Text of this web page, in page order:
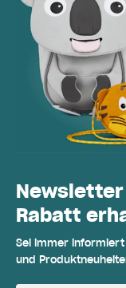
Newsletter
Rabatt
Sei immer informiert
und